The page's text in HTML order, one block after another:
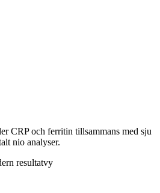
CRP och ferritin tillsammans med sju
nio analyser.
resultatvy